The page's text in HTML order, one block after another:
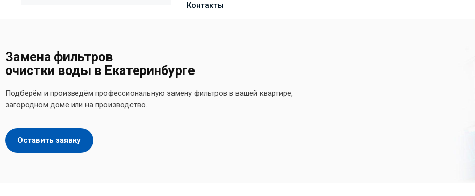
Контакты
Замена фильтров
очистки воды в Екатеринбурге
Подберём и произведём профессиональную замену фильтров в вашей квартире,
загородном доме или на производство.
Оставить заявку